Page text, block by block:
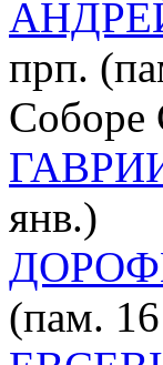
прп.
Соборе
янв.)
(пам. 16